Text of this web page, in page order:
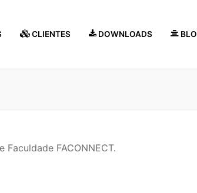
CLIENTES DOWNLOADS
FACONNECT.